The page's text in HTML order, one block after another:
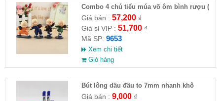
Combo 4 chú tiểu múa võ ôm bình rượu (
HĐ )
Giá bán : 57,200₫
Giá sỉ VIP : 51,700₫
Mã SP: 9653
Xem chi tiết
Giỏ hàng
Bút lông dầu đầu to 7mm nhanh khô
Giá bán : 9,000₫